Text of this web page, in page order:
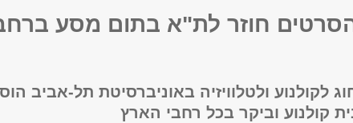
חוזר לת"א בתום מסע
לקולנוע ולטלוויזיה באוניברסיטת תל-אביב
קולנוע וביקר בכל רחבי הארץ